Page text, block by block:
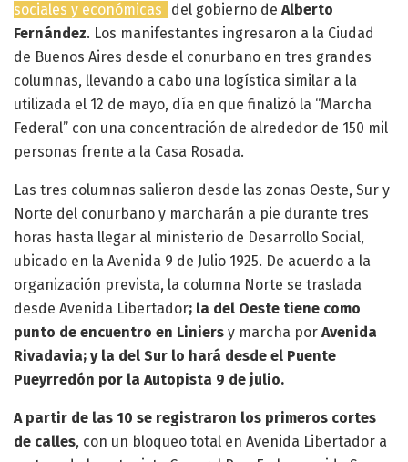
sociales y económicas
del gobierno deAlberto
Fernández. Los manifestantes ingresaron a la Ciudad
de Buenos Aires desde el conurbano en tres grandes
columnas, llevando a cabo una logística similar a la
utilizada el 12 de mayo, día en que finalizó la “Marcha
Federal” con una concentración de alrededor de 150 mil
personas frente a la Casa Rosada.
Las tres columnas salieron desde las zonas Oeste, Sur y
Norte del conurbano y marcharán a pie durante tres
horas hasta llegar al ministerio de Desarrollo Social,
ubicado en la Avenida 9 de Julio 1925. De acuerdo a la
organización prevista, la columna Norte se traslada
desde Avenida Libertador; la del Oeste tiene como
punto de encuentro en Liniers y marcha por Avenida
Rivadavia; y la del Sur lo hará desde el Puente
Pueyrredón por la Autopista 9 de julio.
A partir de las 10 se registraron los primeros cortes
de calles, con un bloqueo total en Avenida Libertador a